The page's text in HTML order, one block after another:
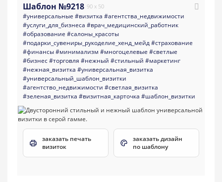
Шаблон №9218 90 x 50
#универсальные #визитка #агентства_недвижимости
#услуги_для_бизнеса #врач_медицинский_работник
#образование #салоны_красоты
#подарки_сувениры_рукоделие_хенд_мейд#страхование
#финансы#минимализм #многоцелевые #светлые
#бизнес#торговля #нежный #стильный #маркетинг
#нежная_визитка #универсальная_визитка
#универсальный_шаблон_визитки
#агентство_недвижимости #светлая_визитка
#зеленая_визитка #визитная_карточка #шаблон_визитки
заказать печать
визиток
заказать дизайн
по шаблону